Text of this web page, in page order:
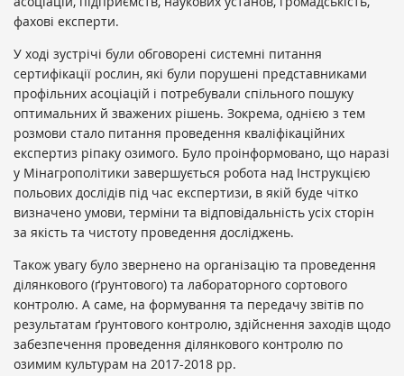
фахові експерти.
У ході зустрічі були обговорені системні питання
сертифікації рослин, які були порушені представниками
профільних асоціацій і потребували спільного пошуку
оптимальних й зважених рішень. Зокрема, однією з тем
розмови стало питання проведення кваліфікаційних
експертиз ріпаку озимого. Було проінформовано, що наразі
у Мінагрополітики завершується робота над Інструкцією
польових дослідів під час експертизи, в якій буде чітко
визначено умови, терміни та відповідальність усіх сторін
за якість та чистоту проведення досліджень.
Також увагу було звернено на організацію та проведення
ділянкового (ґрунтового) та лабораторного сортового
контролю. А саме, на формування та передачу звітів по
результатам ґрунтового контролю, здійснення заходів щодо
забезпечення проведення ділянкового контролю по
озимим культурам на ‎2017-2018 рр.